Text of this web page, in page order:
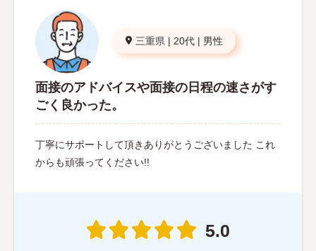
三重県 | 20代 | 男性
面接のアドバイスや面接の日程の速さがす
ごく良かった。
丁寧にサポートして頂きありがとうございました これ
からも頑張ってください!!
5.0